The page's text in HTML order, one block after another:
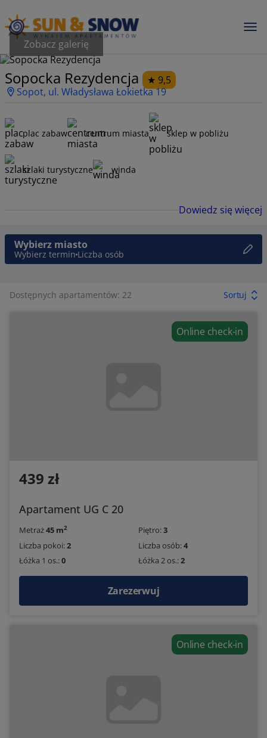
Zobacz galerię
Sopocka Rezydencja
9,5
Sopot, ul. Władysława Łokietka 19
plac zabaw centrum miasta sklep w pobliżu
szlaki turystyczne winda
Dowiedz się więcej
Wybierz miasto
Wybierz termin Liczba osób
Dostępnych apartamentów: 22 Sortuj
Online check-in
439 zł
Apartament UG C 20
Metraż45 m2 Piętro:3
Liczba pokoi:2 Liczba osób:4
Łóżka 1 os.:0 Łóżka 2 os.:2
Zarezerwuj
Online check-in